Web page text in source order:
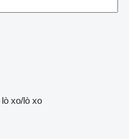
lò xo/lò xo